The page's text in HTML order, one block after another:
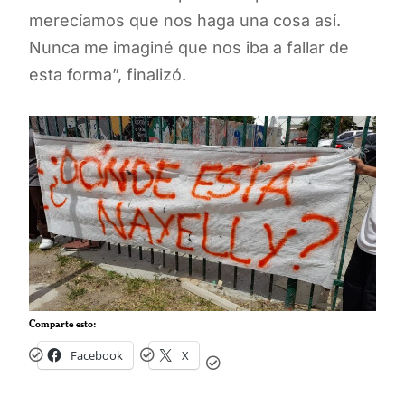
merecíamos que nos haga una cosa así.
Nunca me imaginé que nos iba a fallar de
esta forma”, finalizó.
Comparte esto:
Facebook X